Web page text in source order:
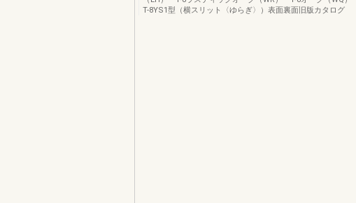
T-8YS1型（横スリット〈ゆらぎ〉）表面裏面旧版カタログ